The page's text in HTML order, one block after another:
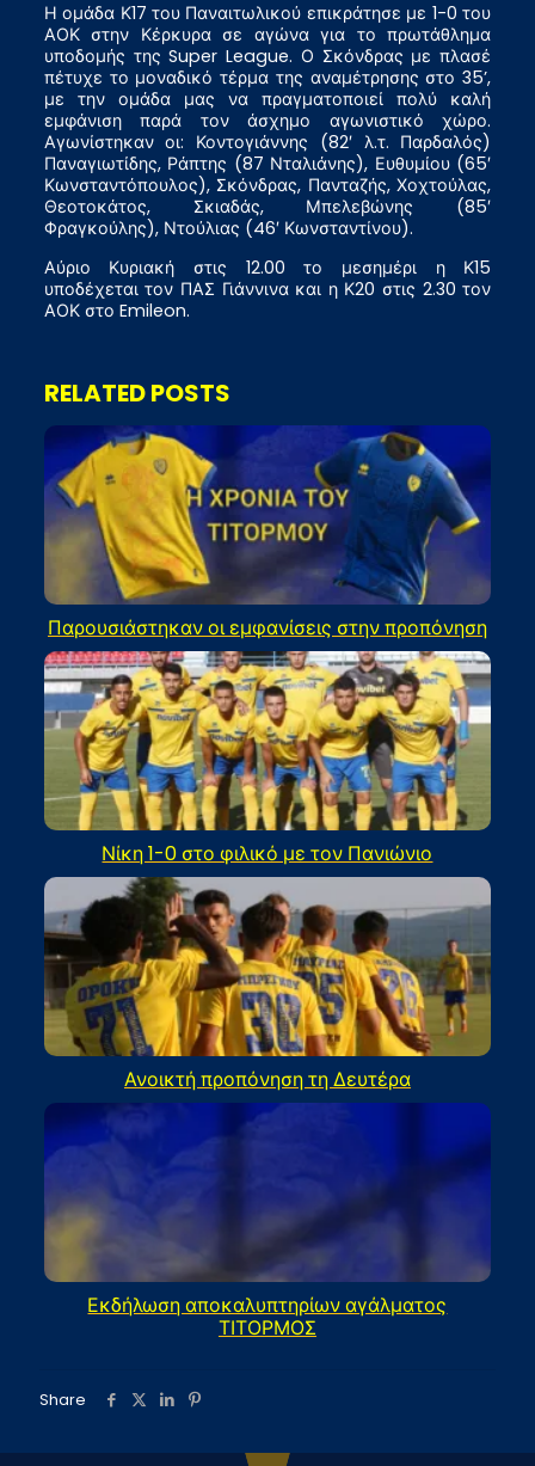
Η ομάδα Κ17 του Παναιτωλικού επικράτησε με 1-0 του
ΑΟΚ στην Κέρκυρα σε αγώνα για το πρωτάθλημα
υποδομής της Super League. Ο Σκόνδρας με πλασέ
πέτυχε το μοναδικό τέρμα της αναμέτρησης στο 35’,
με την ομάδα μας να πραγματοποιεί πολύ καλή
εμφάνιση παρά τον άσχημο αγωνιστικό χώρο.
Αγωνίστηκαν οι: Κοντογιάννης (82′ λ.τ. Παρδαλός)
Παναγιωτίδης, Ράπτης (87 Νταλιάνης), Ευθυμίου (65′
Κωνσταντόπουλος), Σκόνδρας, Πανταζής, Χοχτούλας,
Θεοτοκάτος, Σκιαδάς, Μπελεβώνης (85′
Φραγκούλης), Ντούλιας (46′ Κωνσταντίνου).
Αύριο Κυριακή στις 12.00 το μεσημέρι η Κ15
υποδέχεται τον ΠΑΣ Γιάννινα και η Κ20 στις 2.30 τον
ΑΟΚ στο Emileon.
RELATED POSTS
Παρουσιάστηκαν οι εμφανίσεις στην προπόνηση
Νίκη 1-0 στο φιλικό με τον Πανιώνιο
Ανοικτή προπόνηση τη Δευτέρα
Εκδήλωση αποκαλυπτηρίων αγάλματος
ΤΙΤΟΡΜΟΣ
Share